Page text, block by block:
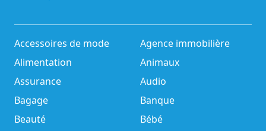
Accessoires de mode
Agence immobilière
Alimentation
Animaux
Assurance
Audio
Bagage
Banque
Beauté
Bébé